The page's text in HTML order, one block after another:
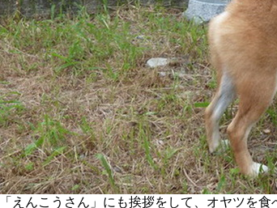
「えんこうさん」にも挨拶をして、オヤツを食